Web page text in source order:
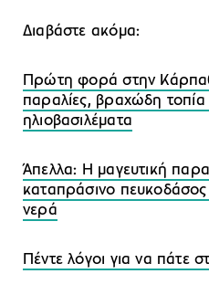
Διαβάστε ακόμα:
Πρώτη φορά στην
παραλίες, βραχώδη τοπία
ηλιοβασιλέματα
Άπελλα: Η μαγευτική
καταπράσινο
νερά
Πέντε λόγοι για να πάτε